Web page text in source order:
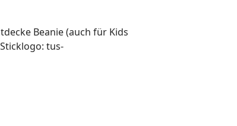
Beanie (auch für Kids
tus-